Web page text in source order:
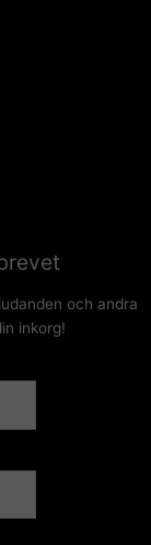
och andra
inkorg!